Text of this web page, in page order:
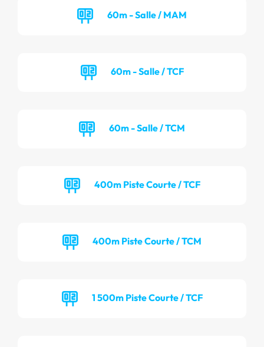
60m - Salle / MAM
60m - Salle / TCF
60m - Salle / TCM
400m Piste Courte / TCF
400m Piste Courte / TCM
1 500m Piste Courte / TCF